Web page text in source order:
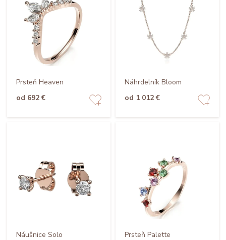
Prsteň Heaven
od 692 €
Náhrdelník Bloom
od 1 012 €
Náušnice Solo
Prsteň Palette